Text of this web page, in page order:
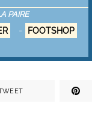
PAIRE
- FOOTSHOP